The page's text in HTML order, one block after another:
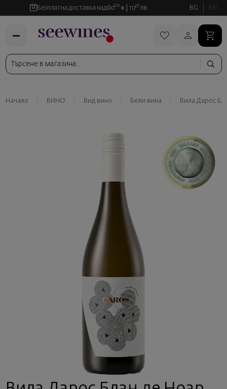
Безплатна доставка над6000 € 11735 лв. BG EN
Начало ВИНО Вид вино Бели вина Вила Дарос